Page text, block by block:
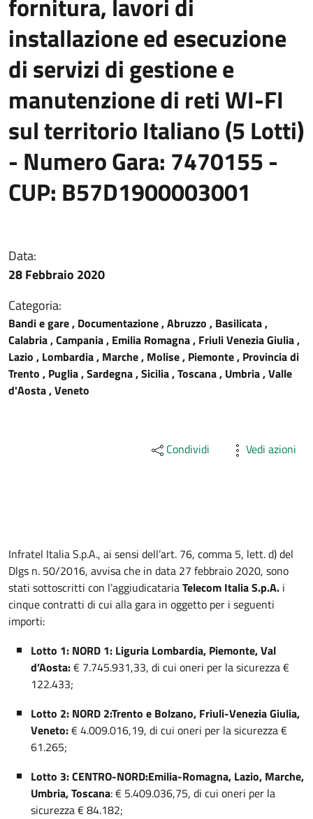
installazione ed esecuzione
di servizi di gestione e
manutenzione di reti WI-FI
sul territorio Italiano (5 Lotti)
- Numero Gara: 7470155 -
CUP: B57D1900003001
Data:
28 Febbraio 2020
Categoria:
Bandi e gare , Documentazione , Abruzzo , Basilicata ,
Calabria , Campania , Emilia Romagna , Friuli Venezia Giulia ,
Lazio , Lombardia , Marche , Molise , Piemonte , Provincia di
Trento , Puglia , Sardegna , Sicilia , Toscana , Umbria , Valle
d'Aosta , Veneto
Condividi Vedi azioni
Infratel Italia S.p.A., ai sensi dell’art. 76, comma 5, lett. d) del
Dlgs n. 50/2016, avvisa che in data 27 febbraio 2020, sono
stati sottoscritti con l’aggiudicatariaTelecom Italia S.p.A. i
cinque contratti di cui alla gara in oggetto per i seguenti
importi:
Lotto 1: NORD 1: Liguria Lombardia, Piemonte, Val
d’Aosta:€ 7.745.931,33, di cui oneri per la sicurezza €
122.433;
Lotto 2: NORD 2:Trento e Bolzano, Friuli-Venezia Giulia,
Veneto:€ 4.009.016,19, di cui oneri per la sicurezza €
61.265;
Lotto 3: CENTRO-NORD:Emilia-Romagna, Lazio, Marche,
Umbria, Toscana: € 5.409.036,75, di cui oneri per la
sicurezza € 84.182;